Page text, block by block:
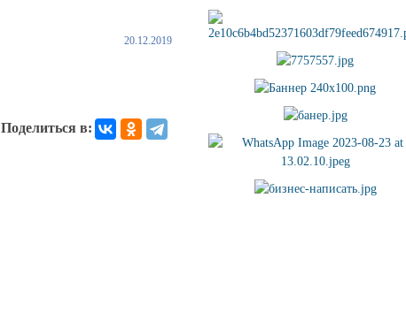
20.12.2019
Поделиться в: